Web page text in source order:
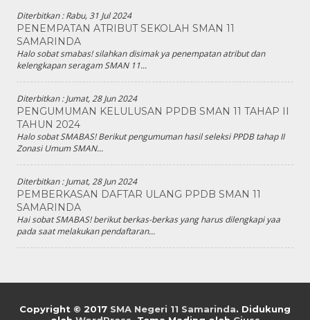
Diterbitkan :Rabu, 31 Jul 2024
PENEMPATAN ATRIBUT SEKOLAH SMAN 11
SAMARINDA
Halo sobat smabas! silahkan disimak ya penempatan atribut dan
kelengkapan seragam SMAN 11...
Diterbitkan :Jumat, 28 Jun 2024
PENGUMUMAN KELULUSAN PPDB SMAN 11 TAHAP II
TAHUN 2024
Halo sobat SMABAS! Berikut pengumuman hasil seleksi PPDB tahap II
Zonasi Umum SMAN...
Diterbitkan :Jumat, 28 Jun 2024
PEMBERKASAN DAFTAR ULANG PPDB SMAN 11
SAMARINDA
Hai sobat SMABAS! berikut berkas-berkas yang harus dilengkapi yaa
pada saat melakukan pendaftaran...
Copyright © 2017 SMA Negeri 11 Samarinda. Didukung